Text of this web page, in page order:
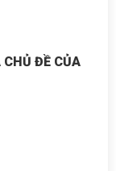
CHỦ ĐỀ CỦA